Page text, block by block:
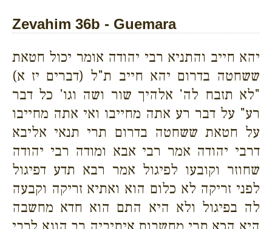
Zevahim 36b - Guemara
יהא חייב והתניא רבי יהודה אומר יכול חטאת
ששחטה בדרום יהא חייב ת"ל (דברים יז א)
"לא תזבח לה' אלהיך שור ושה וגו' כל דבר
רע" על דבר רע אתה מחייבו ואי אתה מחייבו
על חטאת ששחטה בדרום תרי תנאי אליבא
דרבי יהודה אמר רבי אבא ומודה רבי יהודה
שחוזר וקובעו לפיגול אמר רבא תדע דפיגול
לפני זריקה לא כלום הוא ואתיא זריקה וקבעה
לה בפיגול ולא היא התם הוא חדא מחשבה